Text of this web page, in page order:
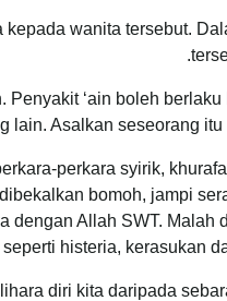
kepada wanita tersebut.
Penyakit ‘ain boleh
lain. Asalkan seseorang
perkara syirik,
bomoh, jampi
dengan Allah SWT.
histeria, kerasukan
diri kita daripada